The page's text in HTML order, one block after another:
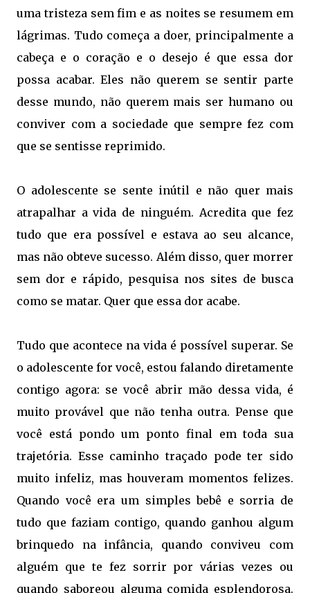
uma tristeza sem fim e as noites se resumem em
lágrimas. Tudo começa a doer, principalmente a
cabeça e o coração e o desejo é que essa dor
possa acabar. Eles não querem se sentir parte
desse mundo, não querem mais ser humano ou
conviver com a sociedade que sempre fez com
que se sentisse reprimido.
O adolescente se sente inútil e não quer mais
atrapalhar a vida de ninguém. Acredita que fez
tudo que era possível e estava ao seu alcance,
mas não obteve sucesso. Além disso, quer morrer
sem dor e rápido, pesquisa nos sites de busca
como se matar. Quer que essa dor acabe.
Tudo que acontece na vida é possível superar. Se
o adolescente for você, estou falando diretamente
contigo agora: se você abrir mão dessa vida, é
muito provável que não tenha outra. Pense que
você está pondo um ponto final em toda sua
trajetória. Esse caminho traçado pode ter sido
muito infeliz, mas houveram momentos felizes.
Quando você era um simples bebê e sorria de
tudo que faziam contigo, quando ganhou algum
brinquedo na infância, quando conviveu com
alguém que te fez sorrir por várias vezes ou
quando saboreou alguma comida esplendorosa.